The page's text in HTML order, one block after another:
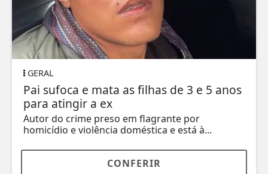
GERAL
Pai sufoca e mata as filhas de 3 e 5 anos
para atingir a ex
Autor do crime preso em flagrante por
homicídio e violência doméstica e está à...
CONFERIR